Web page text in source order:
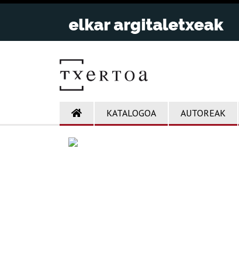
KATALOGOA AUTOREAK